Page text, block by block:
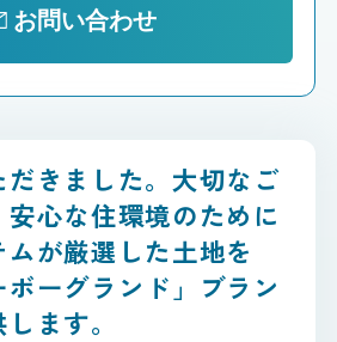
お問い合わせ
きました。大切なご
心な住環境のために
が厳選した土地を
ボーグランド」ブラン
ます。